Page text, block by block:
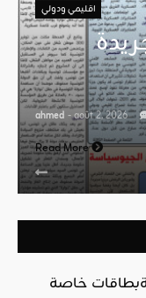
اقليمي ودولي
من جريدة
ahmed - août 2, 2026
Read More
بطاقات خاصة